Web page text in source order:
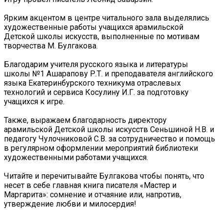
Ярким акцентом в центре читального зала выделялись
художественные работы учащихся арамильской
Детской школы искусств, выполненные по мотивам
творчества М. Булгакова.
Благодарим учителя русского языка и литературы
школы №1 Ашарапову Р.Т. и преподавателя английского
языка Екатеринбурского техникума отраслевых
технологий и сервиса Косулину И.Г. за подготовку
учащихся к игре.
Также, выражаем благодарность директору
арамильской Детской школы искусств Сеньшиной Н.В. и
педагогу Чулочниковой С.В. за сотрудничество и помощь
в регулярном оформлении мероприятий библиотеки
художественными работами учащихся.
Читайте и перечитывайте Булгакова чтобы понять, что
несет в себе главная книга писателя «Мастер и
Маргарита»: сомнение и отчаяние или, напротив,
утверждение любви и милосердия!